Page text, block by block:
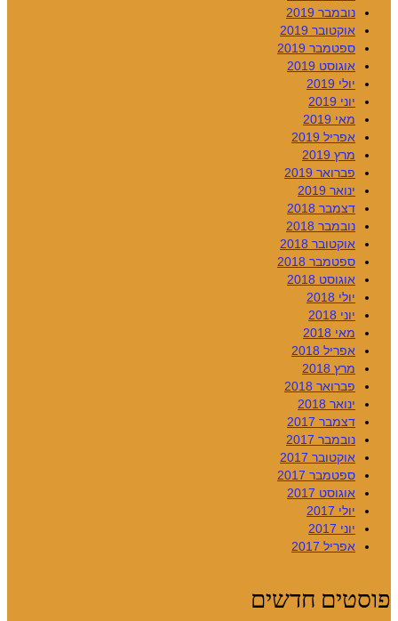
נובמבר 2019
אוקטובר 2019
ספטמבר 2019
אוגוסט 2019
יולי 2019
יוני 2019
מאי 2019
אפריל 2019
מרץ 2019
פברואר 2019
ינואר 2019
דצמבר 2018
נובמבר 2018
אוקטובר 2018
ספטמבר 2018
אוגוסט 2018
יולי 2018
יוני 2018
מאי 2018
אפריל 2018
מרץ 2018
פברואר 2018
ינואר 2018
דצמבר 2017
נובמבר 2017
אוקטובר 2017
ספטמבר 2017
אוגוסט 2017
יולי 2017
יוני 2017
אפריל 2017
פוסטים חדשים